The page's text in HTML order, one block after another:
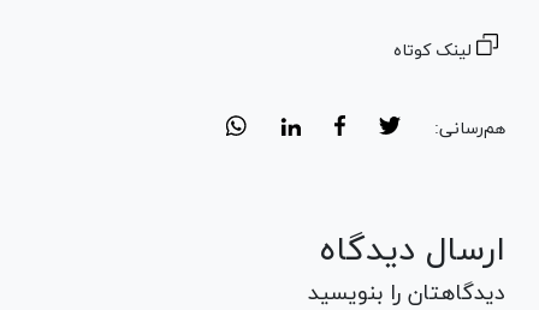
لینک کوتاه
هم‌رسانی:
ارسال دیدگاه
دیدگاهتان را بنویسید